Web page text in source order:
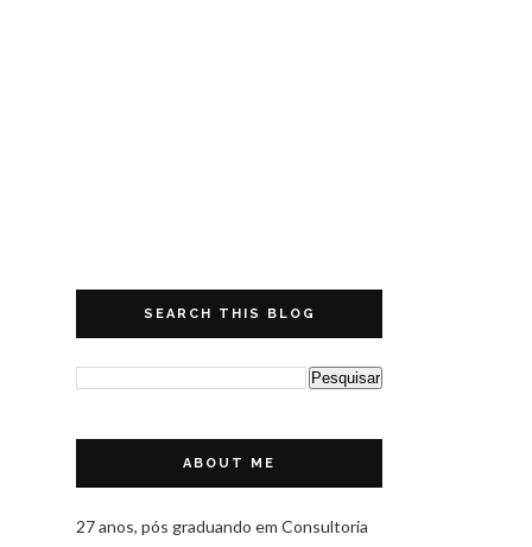
SEARCH THIS BLOG
ABOUT ME
27 anos, pós graduando em Consultoria